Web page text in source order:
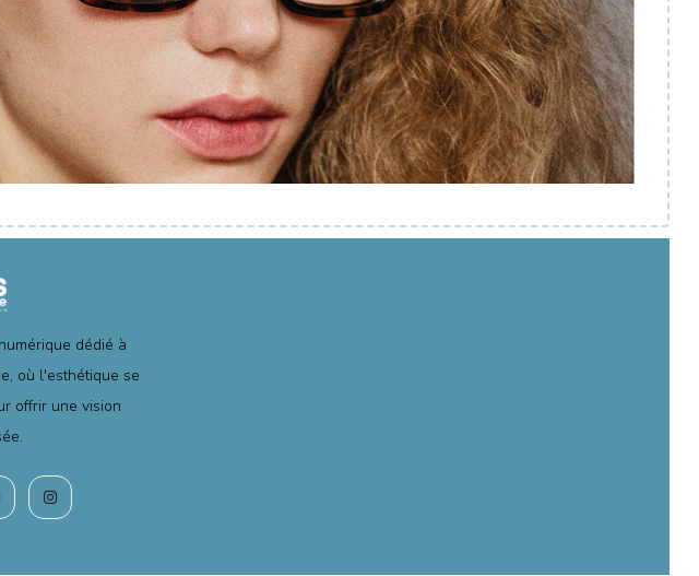
dédié à
où l'esthétique se
offrir une vision